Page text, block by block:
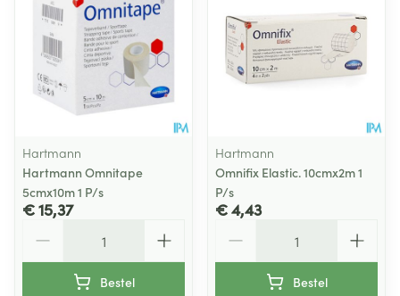
Hartmann
Hartmann Omnitape
5cmx10m 1 P/s
€ 15,37
Bestel
Hartmann
Omnifix Elastic. 10cmx2m 1
P/s
€ 4,43
Bestel